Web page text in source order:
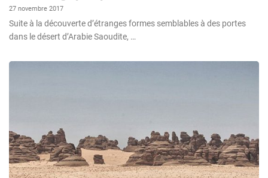
27 novembre 2017
Suite à la découverte d’étranges formes semblables à des portes
dans le désert d’Arabie Saoudite, …